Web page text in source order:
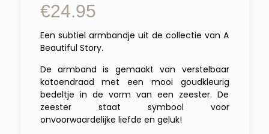
€24.95
Een subtiel armbandje uit de collectie van A
Beautiful Story.
De armband is gemaakt van verstelbaar
katoendraad met een mooi goudkleurig
bedeltje in de vorm van een zeester. De
zeester staat symbool voor
onvoorwaardelijke liefde en geluk!